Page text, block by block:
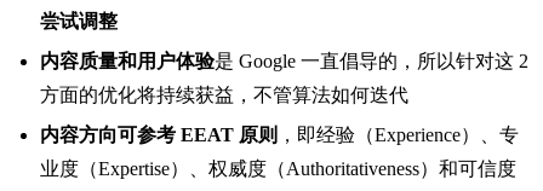
尝试调整
内容质量和用户体验是 Google 一直倡导的，所以针对这 2
方面的优化将持续获益，不管算法如何迭代
内容方向可参考 EEAT 原则 ，即经验（Experience）、专
业度（Expertise）、权威度（Authoritativeness）和可信度